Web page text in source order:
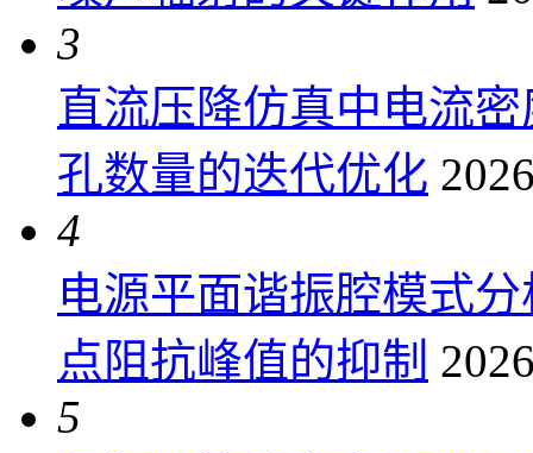
3
直流压降仿真中电流
孔数量的迭代优化
4
电源平面谐振腔模式
点阻抗峰值的抑制
5